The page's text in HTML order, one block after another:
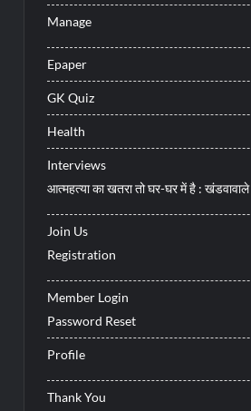
Manage
Epaper
GK Quiz
Health
Interviews
आत्महत्या का खतरा तो घर-घर में है : खंडवावाले
Join Us
Registration
Member Login
Password Reset
Profile
Thank You